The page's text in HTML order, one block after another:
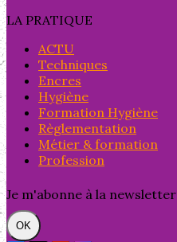
LA PRATIQUE
ACTU
Techniques
Encres
Hygiène
Formation Hygiène
Règlementation
Métier & formation
Profession
Je m'abonne à la newsletter
OK